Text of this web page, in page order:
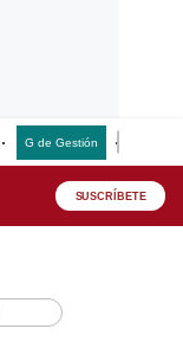
G de Gestión
SUSCRÍBETE